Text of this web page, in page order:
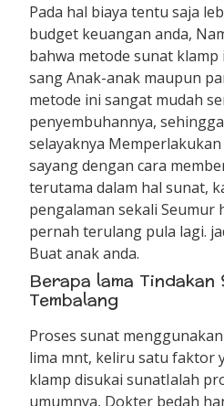
Pada hal biaya tentu saja
budget keuangan anda,
bahwa metode sunat
sang Anak-anak maupun
metode ini sangat mudah
penyembuhannya,
selayaknya
sayang dengan cara
terutama dalam hal sunat,
pengalaman sekali Seumur
pernah terulang pula lagi.
Buat anak anda.
Berapa lama Tindakan
Tembalang
Proses sunat
lima mnt, keliru satu faktor
klamp disukai sunatIalah
umumnya, Dokter bedah